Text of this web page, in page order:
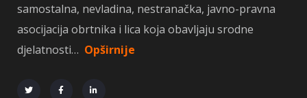
samostalna, nevladina, nestranačka, javno-pravna
asocijacija obrtnika i lica koja obavljaju srodne
djelatnosti… Opširnije